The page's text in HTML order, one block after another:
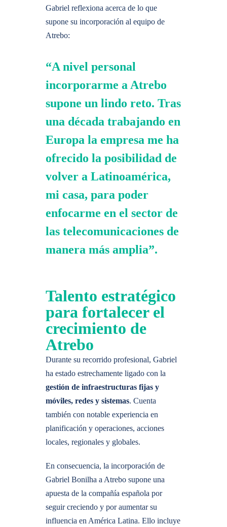
Gabriel reflexiona acerca de lo que
supone su incorporación al equipo de
Atrebo:
“A nivel personal
incorporarme a Atrebo
supone un lindo reto. Tras
una década trabajando en
Europa la empresa me ha
ofrecido la posibilidad de
volver a Latinoamérica,
mi casa, para poder
enfocarme en el sector de
las telecomunicaciones de
manera más amplia”.
Talento estratégico
para fortalecer el
crecimiento de
Atrebo
Durante su recorrido profesional, Gabriel
ha estado estrechamente ligado con la
gestión de infraestructuras fijas y
móviles, redes y sistemas. Cuenta
también con notable experiencia en
planificación y operaciones, acciones
locales, regionales y globales.
En consecuencia, la incorporación de
Gabriel Bonilha a Atrebo supone una
apuesta de la compañía española por
seguir creciendo y por aumentar su
influencia en América Latina. Ello incluye